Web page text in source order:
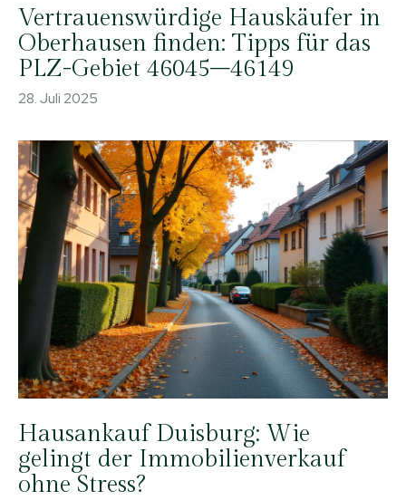
Vertrauenswürdige Hauskäufer in
Oberhausen finden: Tipps für das
PLZ-Gebiet 46045–46149
28. Juli 2025
Hausankauf Duisburg: Wie
gelingt der Immobilienverkauf
ohne Stress?